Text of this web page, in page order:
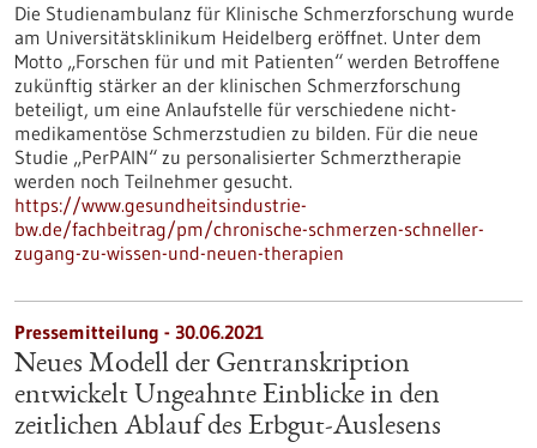
Die Studienambulanz für Klinische Schmerzforschung wurde
am Universitätsklinikum Heidelberg eröffnet. Unter dem
Motto „Forschen für und mit Patienten“ werden Betroffene
zukünftig stärker an der klinischen Schmerzforschung
beteiligt, um eine Anlaufstelle für verschiedene nicht-
medikamentöse Schmerzstudien zu bilden. Für die neue
Studie „PerPAIN“ zu personalisierter Schmerztherapie
werden noch Teilnehmer gesucht.
https://www.gesundheitsindustrie-
bw.de/fachbeitrag/pm/chronische-schmerzen-schneller-
zugang-zu-wissen-und-neuen-therapien
Pressemitteilung - 30.06.2021
Neues Modell der Gentranskription
entwickelt Ungeahnte Einblicke in den
zeitlichen Ablauf des Erbgut-Auslesens